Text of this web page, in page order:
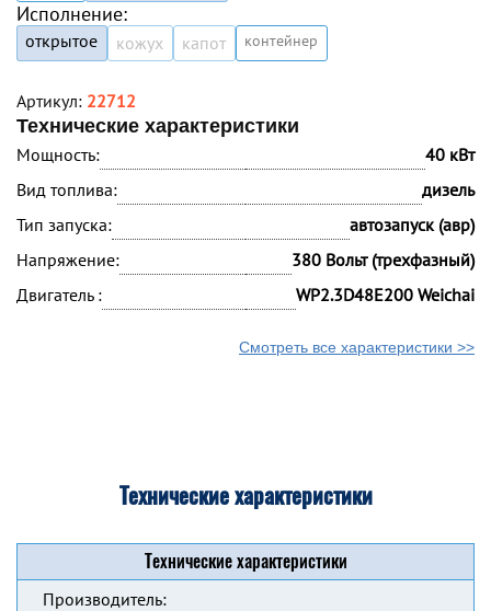
Исполнение:
открытое кожух капот контейнер
Артикул: 22712
Технические характеристики
Мощность:
40 кВт
Вид топлива:
дизель
Тип запуска:
автозапуск (авр)
Напряжение:
380 Вольт (трехфазный)
Двигатель :
WP2.3D48E200 Weichai
Смотреть все характеристики >>
Технические характеристики
Технические характеристики
Производитель: